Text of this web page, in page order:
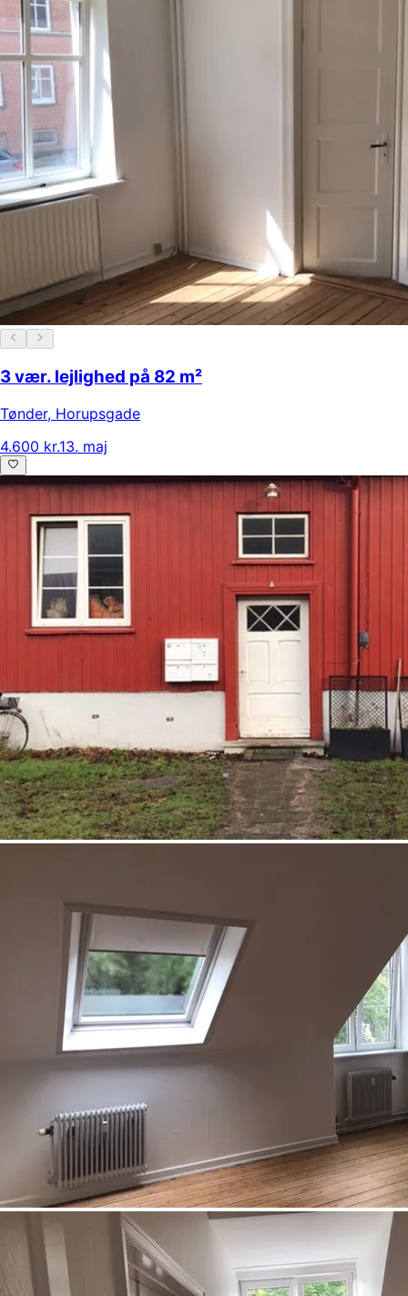
3 vær. lejlighed på 82 m²
Tønder, Horupsgade
4.600 kr.13. maj